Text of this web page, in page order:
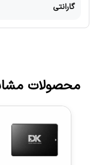
گارانتی
محصولات